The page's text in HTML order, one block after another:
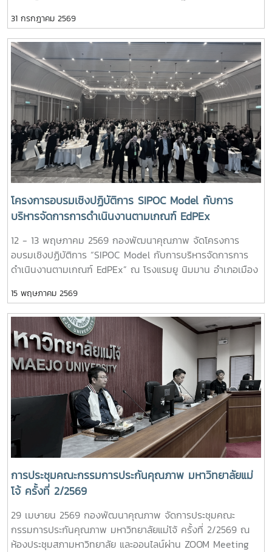
ความรู้ ความเข้าใจ และพัฒนาทักษะด้านการบริหารความเสี่ยงให้
แก่ผู้บริหารและบุคลากรทุกระดับ เพื่อให้สามารถนำหลักการบริหาร
ความเสี่ยงไปประยุกต์ใช้ในการวางแผน การบริหารงาน และการ
ปฏิบัติงานได้อย่างเป็นระบบ ผ่านกิจกรรมเชิงปฏิบัติการ พร้อม
ทั้งการแลกเปลี่ยนประสบการณ์และแนวปฏิบัติที่ดีร่วมกัน ทั้งนี้ ได้
รับเกียรติจาก ดร.อวิรุทธ์ ฉัตรมาลาทอง ผู้อำนวยการศูนย์บริหาร
ความเสี่ยง จุฬาลงกรณ์มหาวิทยาลัย เป็นวิทยากรผู้ทรงคุณวุฒิ
ด้านการาบริหารความเสี่ยงในการถ่ายทอดองค์ความรู้และแลก
เปลี่ยนประสบการณ์แก่ผู้เข้าร่วมโครงการ กิจกรรมภายใน
โครงการประกอบด้วย - เครื่องมือที่ใช้ในการบริหารความเสี่ยงที่
เกี่ยวข้องกับการบริหารองค์กร และเกณฑ์ EdPEx - การค้นหา
ประเด็นความเสี่ยง - การใช้เครื่องมือในการบริหารความเสี่ยง
การกำหนดประเด็นความเสี่ยง และตัวชี้วัดความเสี่ยง (KRI) - วิธี
การวัด ประเมินผล และการติดตามผลลัพธ์ - Al for Risk
การพัฒนาคุณภาพ - เทคนิคการจัดทำแผนบริหารความเสี่ยงให้
เป็นเลิศ และการนำเสนอแผนความเสี่ยง ให้ผู้บริหารเข้าใจง่าย -
Risk Culture เพราะ "การบริหารความเสี่ยง" ไม่ใช่เพียงการ
ป้องกันปัญหา แต่เป็นเครื่องมือสำคัญในการสร้างโอกาส ยกระดับ
ธรรมาภิบาล และขับเคลื่อนมหาวิทยาลัยสู่ความเป็นเลิศอย่างยั่งยืน
#MJURiskQualityTools # Risk Management # DQD - MJU
31 กรกฎาคม 2569
โครงการอบรมเชิงปฏิบัติการ SIPOC Model กับการ
บริหารจัดการการดำเนินงานตามเกณฑ์ EdPEx
12 - 13 พฤษภาคม 2569 กองพัฒนาคุณภาพ จัดโครงการ
อบรมเชิงปฏิบัติการ “SIPOC Model กับการบริหารจัดการการ
ดำเนินงานตามเกณฑ์ EdPEx” ณ โรงแรมยู นิมมาน อำเภอเมือง
ความเข้าใจ และเสริมสร้างทักษะด้านการบริหารจัดการกระบวนการ
ทำงานให้มีประสิทธิภาพ สอดคล้องกับแนวทางเกณฑ์คุณภาพการ
ศึกษาเพื่อการดำเนินการที่เป็นเลิศ (EdPEx) อันเป็นแนวทาง
สำคัญในการยกระดับคุณภาพการบริหารจัดการองค์กรสู่
มาตรฐานสากล ทั้งนี้ ได้รับเกียรติจาก ผู้ช่วยศาสตราจารย์ ดร.สุ
ภัทร พัฒน์วิชัยโชติ ผู้ตรวจประเมินรางวัลคุณภาพแห่งชาติ (TQA
Assessor) เป็นวิทยากรถ่ายทอดองค์ความรู้และแลกเปลี่ยน
ประสบการณ์แก่ผู้เข้าร่วมอบรม ซึ่งนับเป็นอีกหนึ่งกิจกรรมสำคัญ
ในการพัฒนาศักยภาพบุคลากร และสนับสนุนการขับเคลื่อน
องค์กรสู่ความเป็นเลิศอย่างยั่งยืนต่อไป # SIPOC Model #
EdPEx # กองพัฒนาคุณภาพ
15 พฤษภาคม 2569
การประชุมคณะกรรมการประกันคุณภาพ มหาวิทยาลัยแม่
โจ้ ครั้งที่ 2/2569
29 เมษายน 2569 กองพัฒนาคุณภาพ จัดการประชุมคณะ
กรรมการประกันคุณภาพ มหาวิทยาลัยแม่โจ้ ครั้งที่ 2/2569 ณ
ห้องประชุมสภามหาวิทยาลัย และออนไลน์ผ่าน ZOOM Meeting